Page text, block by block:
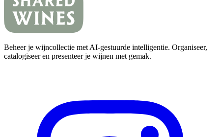
Beheer je wijncollectie met AI-gestuurde intelligentie. Organiseer,
catalogiseer en presenteer je wijnen met gemak.